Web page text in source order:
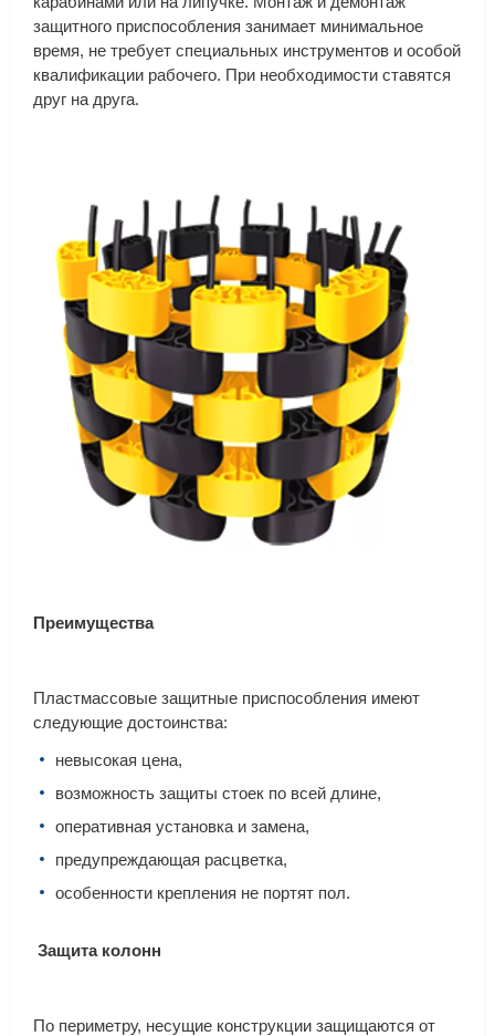
защитного приспособления занимает минимальное
время, не требует специальных инструментов и особой
квалификации рабочего. При необходимости ставятся
друг на друга.
Преимущества
Пластмассовые защитные приспособления имеют
следующие достоинства:
невысокая цена,
возможность защиты стоек по всей длине,
оперативная установка и замена,
предупреждающая расцветка,
особенности крепления не портят пол.
Защита колонн
По периметру, несущие конструкции защищаются от